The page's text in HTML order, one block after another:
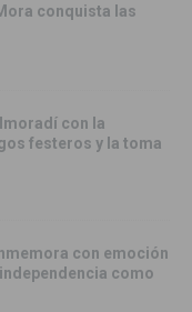
conquista las
con la
festeros y la toma
con emoción
como